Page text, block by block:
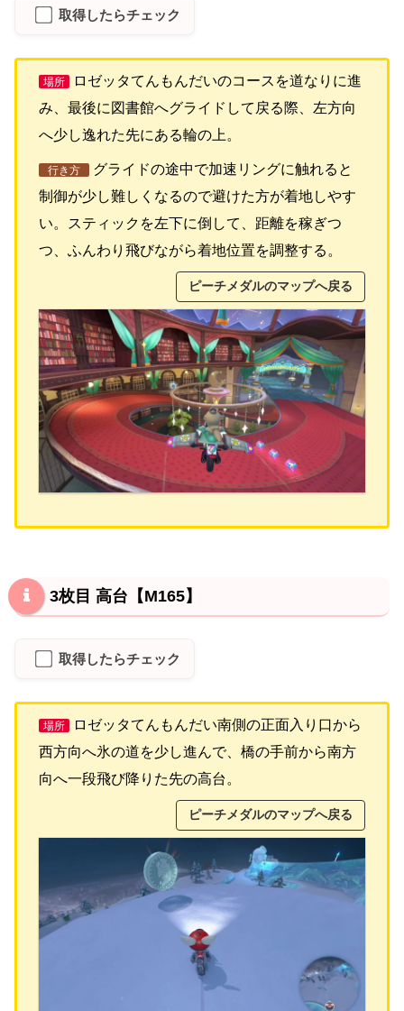
取得したらチェック
場所
ロゼッタてんもんだいのコースを道なりに進
み、最後に図書館へグライドして戻る際、左方向
へ少し逸れた先にある輪の上。
行き方
グライドの途中で加速リングに触れると
制御が少し難しくなるので避けた方が着地しやす
い。スティックを左下に倒して、距離を稼ぎつ
つ、ふんわり飛びながら着地位置を調整する。
ピーチメダルのマップへ戻る
3枚目 高台【M165】
取得したらチェック
場所
ロゼッタてんもんだい南側の正面入り口から
西方向へ氷の道を少し進んで、橋の手前から南方
向へ一段飛び降りた先の高台。
ピーチメダルのマップへ戻る